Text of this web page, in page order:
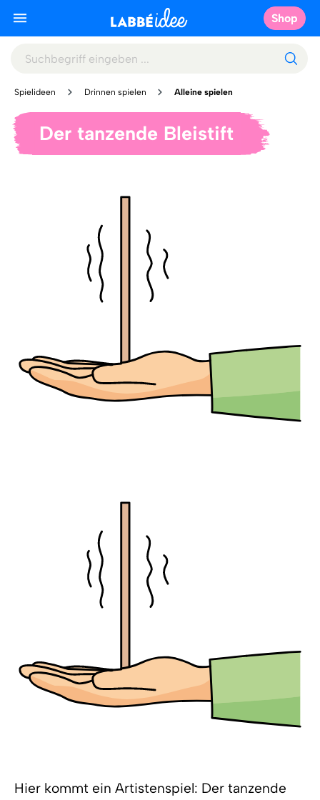
Shop
Spielideen Drinnen spielen Alleine spielen
Der tanzende Bleistift
Hier kommt ein Artistenspiel: Der tanzende